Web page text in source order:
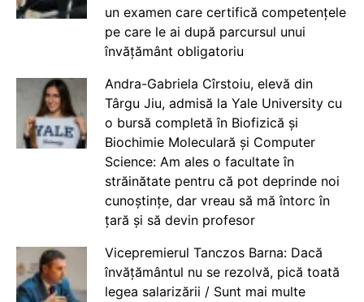
un examen care certifică competențele
pe care le ai după parcursul unui
învățământ obligatoriu
Andra-Gabriela Cîrstoiu, elevă din
Târgu Jiu, admisă la Yale University cu
o bursă completă în Biofizică și
Biochimie Moleculară și Computer
Science: Am ales o facultate în
străinătate pentru că pot deprinde noi
cunoștințe, dar vreau să mă întorc în
țară și să devin profesor
Vicepremierul Tanczos Barna: Dacă
învățământul nu se rezolvă, pică toată
legea salarizării / Sunt mai multe